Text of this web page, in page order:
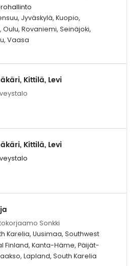
Jyväskylä, Kuopio,
Rovaniemi, Seinäjoki,
Vaasa
Kittilä, Levi
Kittilä, Levi
Sonkki
Karelia, Uusimaa, Southwest
Finland, Kanta-Häme, Päijät-
Lapland, South Karelia